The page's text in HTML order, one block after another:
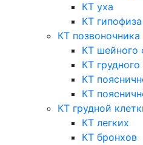
КТ уха
КТ гипофиза
КТ позвоночника
КТ шейного
КТ грудного
КТ
КТ
КТ грудной
КТ легких
КТ бронхов